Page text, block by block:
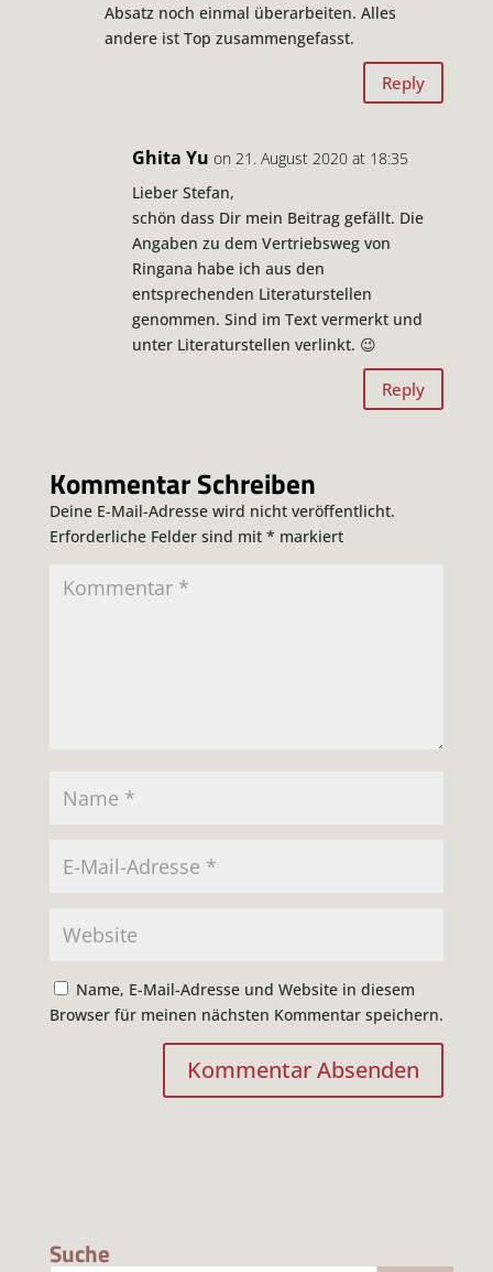
Absatz noch einmal überarbeiten. Alles
andere ist Top zusammengefasst.
Reply
Ghita Yu on 21. August 2020 at 18:35
Lieber Stefan,
schön dass Dir mein Beitrag gefällt. Die
Angaben zu dem Vertriebsweg von
Ringana habe ich aus den
entsprechenden Literaturstellen
genommen. Sind im Text vermerkt und
unter Literaturstellen verlinkt. 😉
Reply
Kommentar Schreiben
Deine E-Mail-Adresse wird nicht veröffentlicht.
Erforderliche Felder sind mit * markiert
Name, E-Mail-Adresse und Website in diesem
Browser für meinen nächsten Kommentar speichern.
Suche